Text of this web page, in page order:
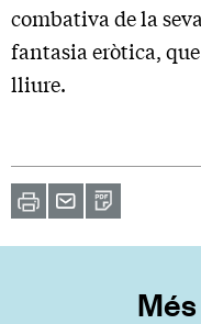
combativa de la
fantasia eròtica,
lliure.
a